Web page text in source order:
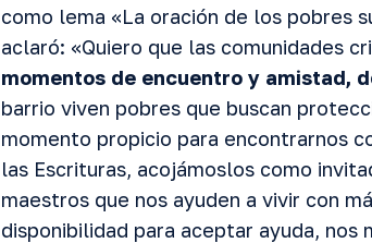
como lema «La oración de los pobres
aclaró: «Quiero que las comunidades
momentos de encuentro y amistad,
barrio viven pobres que buscan
momento propicio para encontrarnos
las Escrituras, acojámoslos como
maestros que nos ayuden a vivir con
disponibilidad para aceptar ayuda, nos